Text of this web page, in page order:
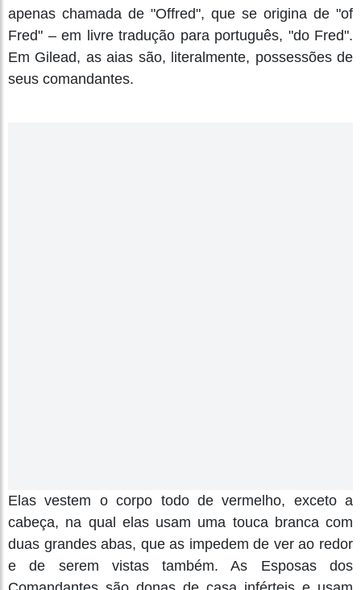
apenas chamada de "Offred", que se origina de "of
Fred" – em livre tradução para português, "do Fred".
Em Gilead, as aias são, literalmente, possessões de
seus comandantes.
Elas vestem o corpo todo de vermelho, exceto a
cabeça, na qual elas usam uma touca branca com
duas grandes abas, que as impedem de ver ao redor
e de serem vistas também. As Esposas dos